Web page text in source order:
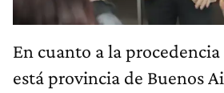
En cuanto a la
está provincia de Buenos